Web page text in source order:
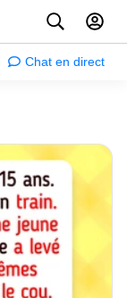
Chat en direct